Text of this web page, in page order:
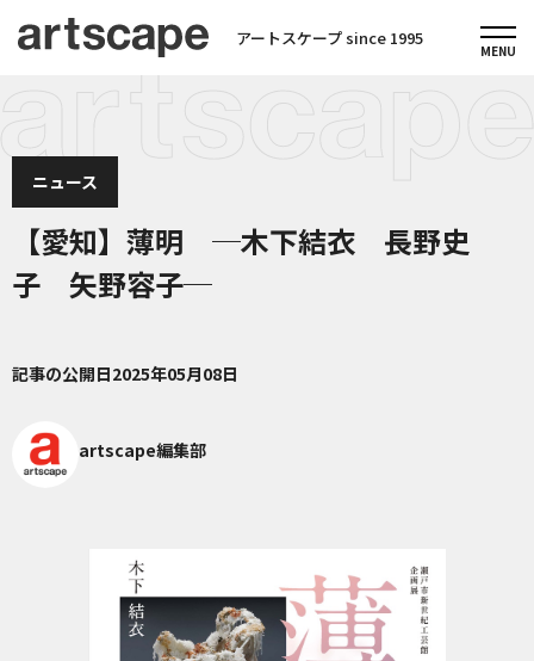
アートスケープ since 1995
ニュース
【愛知】薄明 ─木下結衣 長野史
子 矢野容子─
記事の公開日2025年05月08日
artscape編集部